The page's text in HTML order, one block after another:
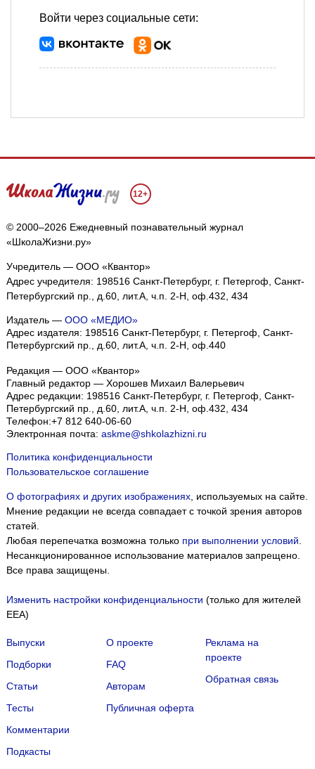
Войти через социальные сети:
12+
© 2000–2026 Ежедневный познавательный журнал
«ШколаЖизни.ру»
Учредитель — ООО «Квантор»
Адрес учредителя: 198516 Санкт-Петербург, г. Петергоф, Санкт-
Петербургский пр., д.60, лит.А, ч.п. 2-Н, оф.432, 434
Издатель — ООО «МЕДИО»
Адрес издателя: 198516 Санкт-Петербург, г. Петергоф, Санкт-
Петербургский пр., д.60, лит.А, ч.п. 2-Н, оф.440
Редакция — ООО «Квантор»
Главный редактор — Хорошев Михаил Валерьевич
Адрес редакции: 198516 Санкт-Петербург, г. Петергоф, Санкт-
Петербургский пр., д.60, лит.А, ч.п. 2-Н, оф.432, 434
Телефон:+7 812 640-06-60
Электронная почта: askme@shkolazhizni.ru
Политика конфиденциальности
Пользовательское соглашение
О фотографиях и других изображениях, используемых на сайте.
Мнение редакции не всегда совпадает с точкой зрения авторов
статей.
Любая перепечатка возможна только при выполнении условий.
Несанкционированное использование материалов запрещено.
Все права защищены.
Изменить настройки конфиденциальности (только для жителей
EEA)
Выпуски
Подборки
Статьи
Тесты
Комментарии
Подкасты
О проекте
FAQ
Авторам
Публичная оферта
Реклама на
проекте
Обратная связь